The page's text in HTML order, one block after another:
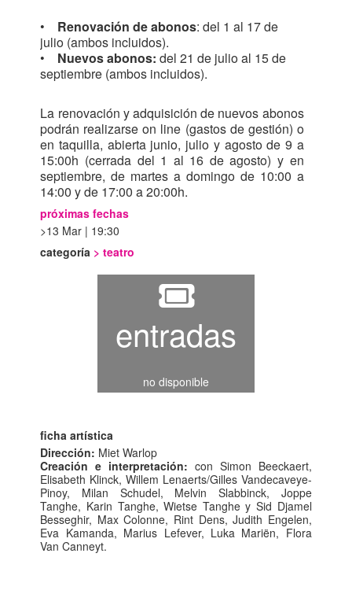
categoría >teatro
entradas
no disponible
próximas fechas
13 Mar | 19:30
ficha artística
Dirección: Miet Warlop
Creación e interpretación: con Simon Beeckaert,
Elisabeth Klinck, Willem Lenaerts/Gilles Vandecaveye-
Pinoy, Milan Schudel, Melvin Slabbinck, Joppe
Tanghe, Karin Tanghe, Wietse Tanghe y Sid Djamel
Besseghir, Max Colonne, Rint Dens, Judith Engelen,
Eva Kamanda, Marius Lefever, Luka Mariën, Flora
Van Canneyt.
• Renovación de abonos: del 1 al 17 de
julio (ambos incluidos).
• Nuevos abonos: del 21 de julio al 15 de
septiembre (ambos incluidos).
La renovación y adquisición de nuevos abonos
podrán realizarse on line (gastos de gestión) o
en taquilla, abierta junio, julio y agosto de 9 a
15:00h (cerrada del 1 al 16 de agosto) y en
septiembre, de martes a domingo de 10:00 a
14:00 y de 17:00 a 20:00h.